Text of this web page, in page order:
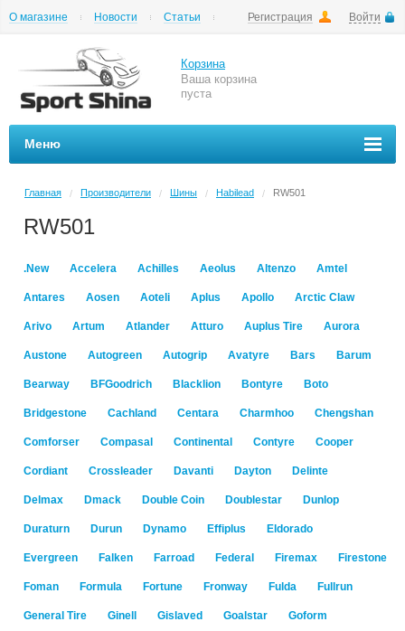
Регистрация Войти
О магазине Новости
Статьи
Корзина
Ваша корзина
пуста
Меню
Главная / Производители / Шины / Habilead / RW501
RW501
.New Accelera Achilles Aeolus Altenzo Amtel
Antares Aosen Aoteli Aplus Apollo Arctic Claw
Arivo Artum Atlander Atturo Auplus Tire Aurora
Austone Autogreen Autogrip Avatyre Bars Barum
Bearway BFGoodrich Blacklion Bontyre Boto
Bridgestone Cachland Centara Charmhoo Chengshan
Comforser Compasal Continental Contyre Cooper
Cordiant Crossleader Davanti Dayton Delinte
Delmax Dmack Double Coin Doublestar Dunlop
Duraturn Durun Dynamo Effiplus Eldorado
Evergreen Falken Farroad Federal Firemax Firestone
Foman Formula Fortune Fronway Fulda Fullrun
General Tire Ginell Gislaved Goalstar Goform